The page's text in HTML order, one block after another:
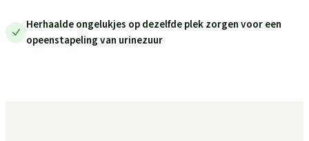
Herhaalde ongelukjes op dezelfde plek zorgen voor een
opeenstapeling van urinezuur